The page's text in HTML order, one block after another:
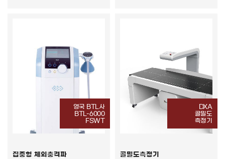
영국 BTL사
BTL-6000
FSWT
집중형 체외충격파
DXA
골밀도
측정기
골밀도측정기